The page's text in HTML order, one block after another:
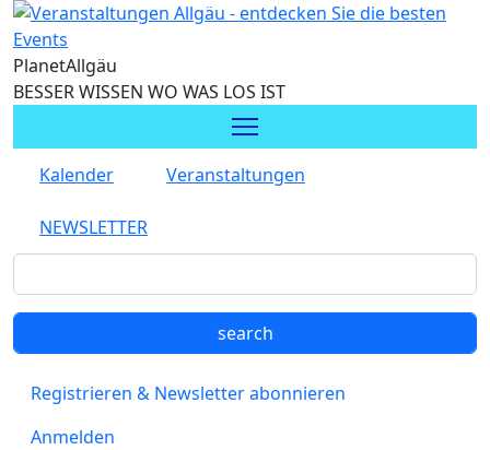
Direkt zum Inhalt
PlanetAllgäu
BESSER WISSEN WO WAS LOS IST
Kalender Veranstaltungen
NEWSLETTER
Registrieren & Newsletter abonnieren
Anmelden